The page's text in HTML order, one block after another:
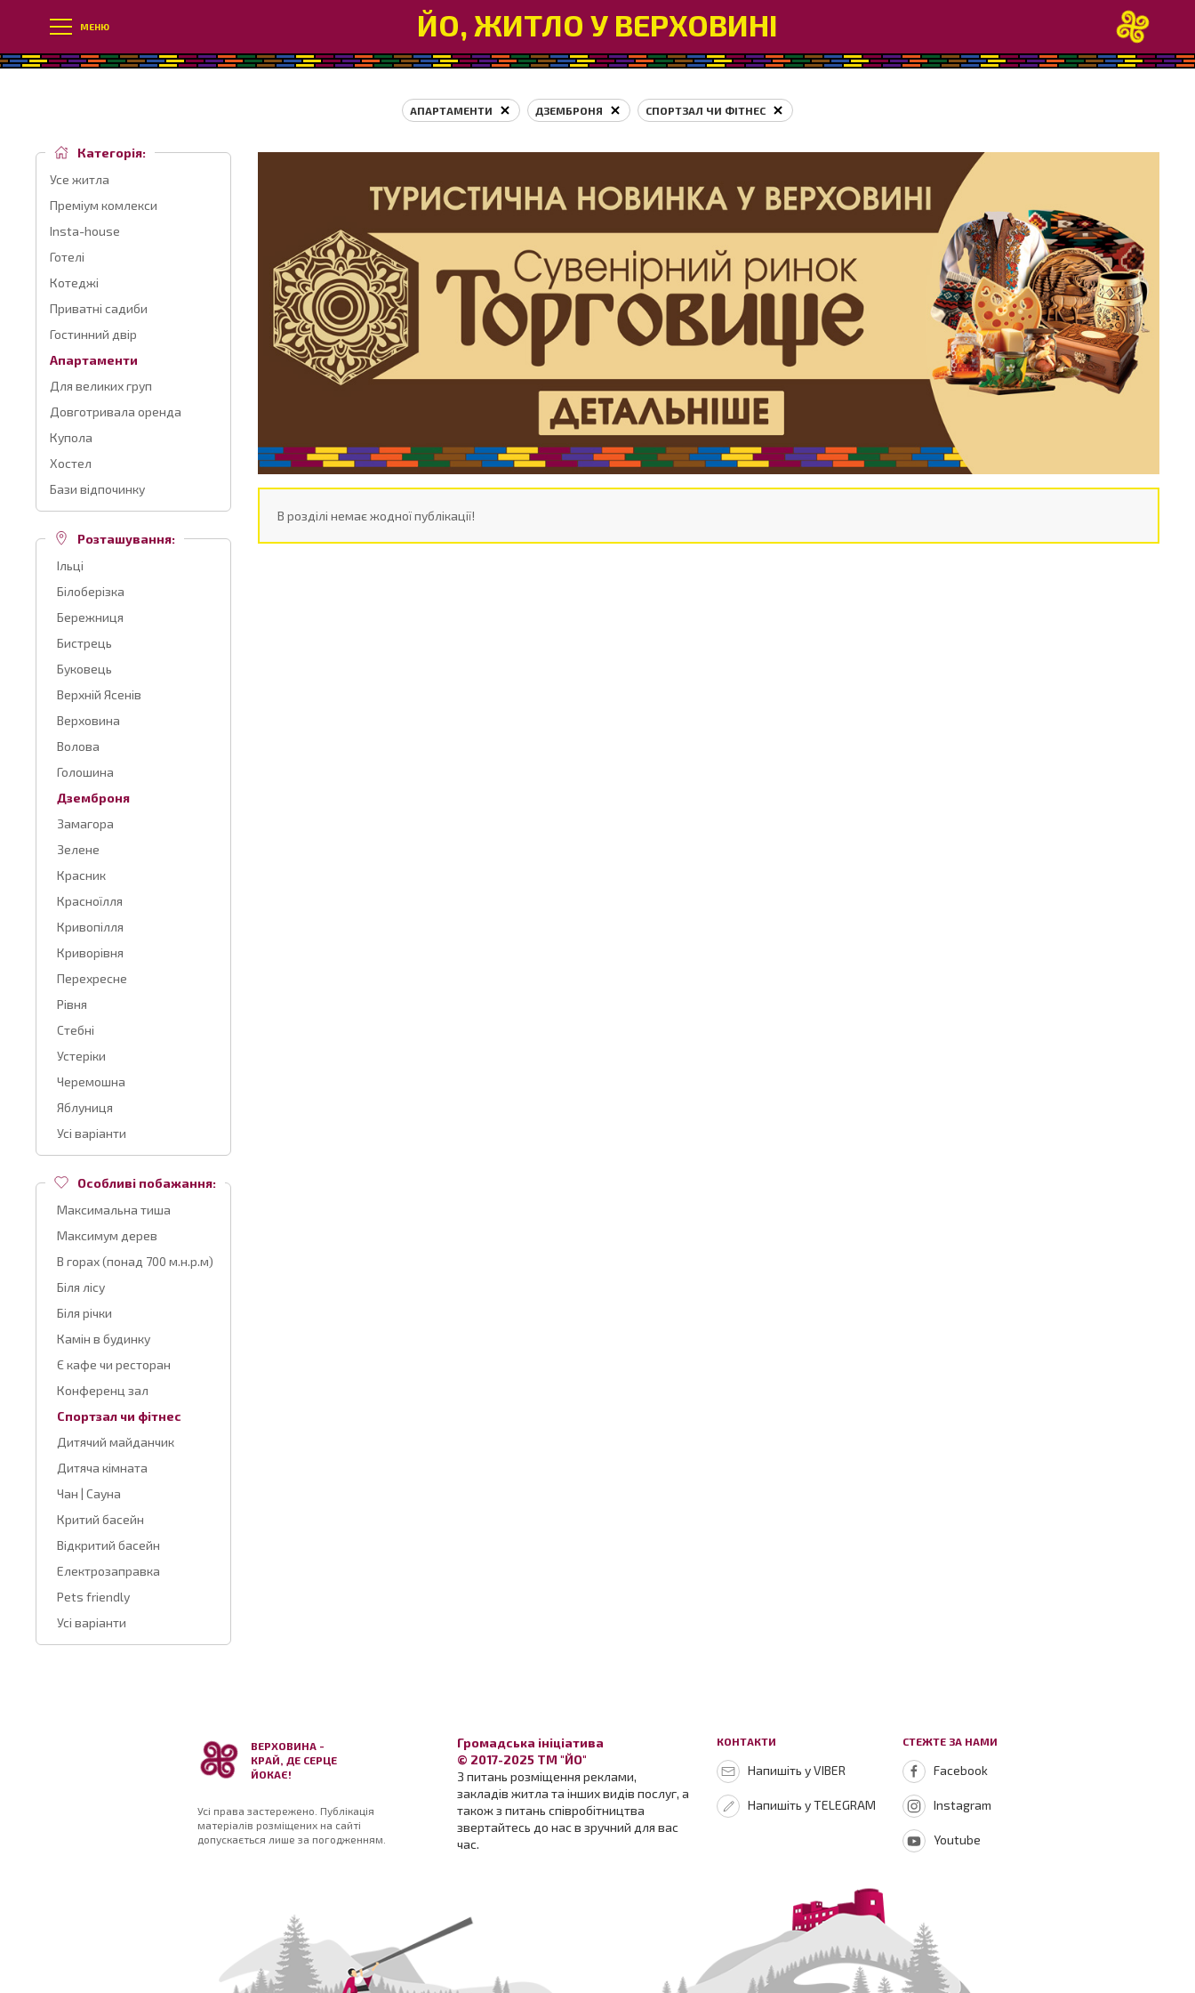
МЕНЮ ЙО, ЖИТЛО У ВЕРХОВИНІ
АПАРТАМЕНТИ ДЗЕМБРОНЯ СПОРТЗАЛ ЧИ ФІТНЕС
Категорія:
Усе житла
Преміум комлекси
Insta-house
Готелі
Котеджі
Приватні садиби
Гостинний двір
Апартаменти
Для великих груп
Довготривала оренда
Купола
Хостел
Бази відпочинку
Розташування:
Ільці
Білоберізка
Бережниця
Бистрець
Буковець
Верхній Ясенів
Верховина
Волова
Голошина
Дземброня
Замагора
Зелене
Красник
Красноїлля
Кривопілля
Криворівня
Перехресне
Рівня
Стебні
Устеріки
Черемошна
Яблуниця
Усі варіанти
Особливі побажання:
Максимальна тиша
Максимум дерев
В горах (понад 700 м.н.р.м)
Біля лісу
Біля річки
Камін в будинку
Є кафе чи ресторан
Конференц зал
Спортзал чи фітнес
Дитячий майданчик
Дитяча кімната
Чан | Сауна
Критий басейн
Відкритий басейн
Електрозаправка
Pets friendly
Усі варіанти
В розділі немає жодної публікації!
ВЕРХОВИНА -
КРАЙ, ДЕ СЕРЦЕ
ЙОКАЄ!
Усі права застережено. Публікація
матеріалів розміщених на сайті
допускається лише за погодженням.
Громадська ініціатива
© 2017-2025 ТМ "ЙО"
З питань розміщення реклами,
закладів житла та інших видів послуг, а
також з питань співробітництва
звертайтесь до нас в зручний для вас
час.
КОНТАКТИ
Напишіть у VIBER
Напишіть у TELEGRAM
СТЕЖТЕ ЗА НАМИ
Facebook
Instagram
Youtube